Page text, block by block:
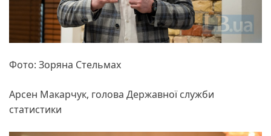
Фото: Зоряна Стельмах
Арсен Макарчук, голова Державної служби
статистики